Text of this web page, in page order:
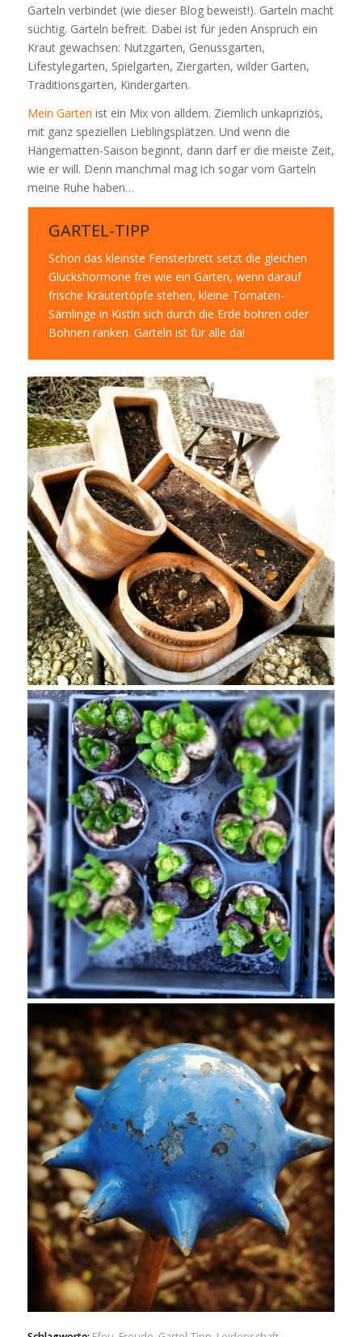
Garteln verbindet (wie dieser Blog beweist!). Garteln macht
süchtig. Garteln befreit. Dabei ist für jeden Anspruch ein
Kraut gewachsen: Nutzgarten, Genussgarten,
Lifestylegarten, Spielgarten, Ziergarten, wilder Garten,
Traditionsgarten, Kindergarten.
Mein Garten ist ein Mix von alldem. Ziemlich unkapriziös,
mit ganz speziellen Lieblingsplätzen. Und wenn die
Hängematten-Saison beginnt, dann darf er die meiste Zeit,
wie er will. Denn manchmal mag ich sogar vom Garteln
meine Ruhe haben…
GARTEL-TIPP
Schon das kleinste Fensterbrett setzt die gleichen
Glückshormone frei wie ein Garten, wenn darauf
frische Kräutertöpfe stehen, kleine Tomaten-
Sämlinge in Kistln sich durch die Erde bohren oder
Bohnen ranken. Garteln ist für alle da!